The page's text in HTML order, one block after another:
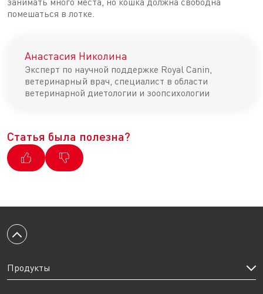
помешаться в лотке.
Анастасия Николина
Эксперт по научной поддержке Royal Canin,
ветеринарный врач, специалист в области
ветеринарной диетологии и зоопсихологии
Статья была полезна?
Вернуться к началу
Продукты